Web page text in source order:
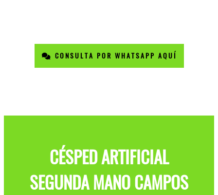
CONSULTA POR WHATSAPP AQUÍ
CÉSPED ARTIFICIAL
SEGUNDA MANO CAMPOS